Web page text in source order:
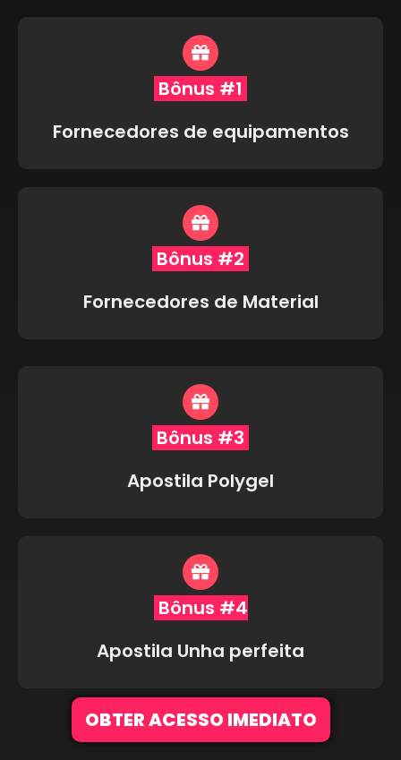
Bônus #1
Fornecedores de equipamentos
Bônus #2
Fornecedores de Material
Bônus #3
Apostila Polygel
Bônus #4
Apostila Unha perfeita
OBTER ACESSO IMEDIATO